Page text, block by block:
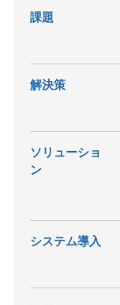
課題
解決策
ソリューショ
ン
システム導入